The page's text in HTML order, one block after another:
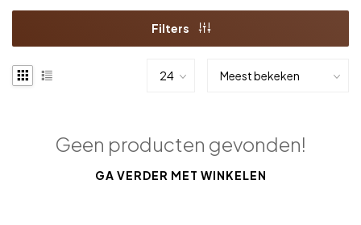
Filters
Geen producten gevonden!
GA VERDER MET WINKELEN